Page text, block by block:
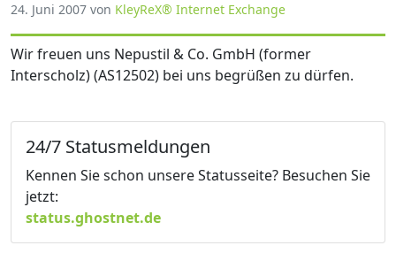
24. Juni 2007 von KleyReX® Internet Exchange
Wir freuen uns Nepustil & Co. GmbH (former
Interscholz) (AS12502) bei uns begrüßen zu dürfen.
24/7 Statusmeldungen
Kennen Sie schon unsere Statusseite? Besuchen Sie
jetzt:
status.ghostnet.de